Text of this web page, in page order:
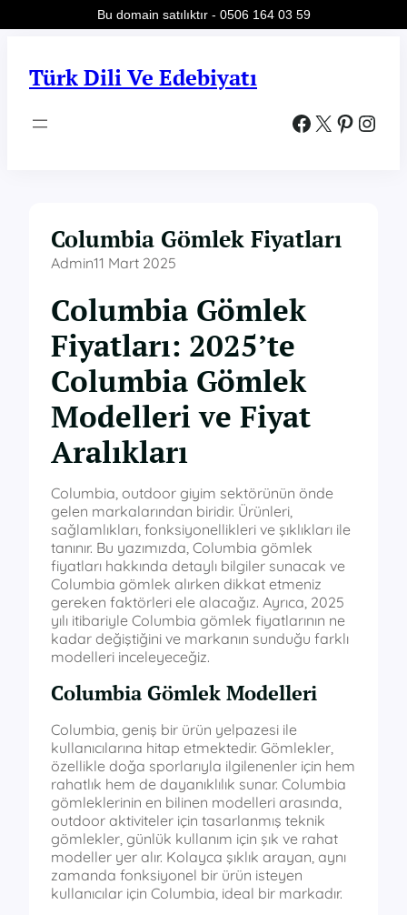
Türk Dili Ve Edebiyatı
Facebook X Pinterest Instagram
Columbia Gömlek Fiyatları
Admin11 Mart 2025
Columbia Gömlek
Fiyatları: 2025’te
Columbia Gömlek
Modelleri ve Fiyat
Aralıkları
Columbia, outdoor giyim sektörünün önde
gelen markalarından biridir. Ürünleri,
sağlamlıkları, fonksiyonellikleri ve şıklıkları ile
tanınır. Bu yazımızda, Columbia gömlek
fiyatları hakkında detaylı bilgiler sunacak ve
Columbia gömlek alırken dikkat etmeniz
gereken faktörleri ele alacağız. Ayrıca, 2025
yılı itibariyle Columbia gömlek fiyatlarının ne
kadar değiştiğini ve markanın sunduğu farklı
modelleri inceleyeceğiz.
Columbia Gömlek Modelleri
Columbia, geniş bir ürün yelpazesi ile
kullanıcılarına hitap etmektedir. Gömlekler,
özellikle doğa sporlarıyla ilgilenenler için hem
rahatlık hem de dayanıklılık sunar. Columbia
gömleklerinin en bilinen modelleri arasında,
outdoor aktiviteler için tasarlanmış teknik
gömlekler, günlük kullanım için şık ve rahat
modeller yer alır. Kolayca şıklık arayan, aynı
zamanda fonksiyonel bir ürün isteyen
kullanıcılar için Columbia, ideal bir markadır.
Bu domain satılıktır - 0506 164 03 59